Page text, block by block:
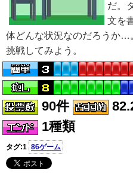
だ。
文を
体どんな状況なのだろうか…
挑戦してみよう。
90件
1種類
タグ:1 86ゲーム